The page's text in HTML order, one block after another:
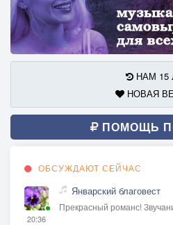
НАМ 15
НОВАЯ
ПОМОЩЬ
ОБСУЖДАЮТ СЕЙЧАС
20:36
Январский благовест
Прекрасный романс!